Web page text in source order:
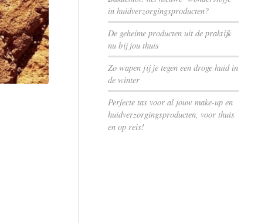
in huidverzorgingsproducten?
De geheime producten uit de praktijk
nu bij jou thuis
Zo wapen jij je tegen een droge huid in
de winter
Perfecte tas voor al jouw make-up en
huidverzorgingsproducten, voor thuis
en op reis!